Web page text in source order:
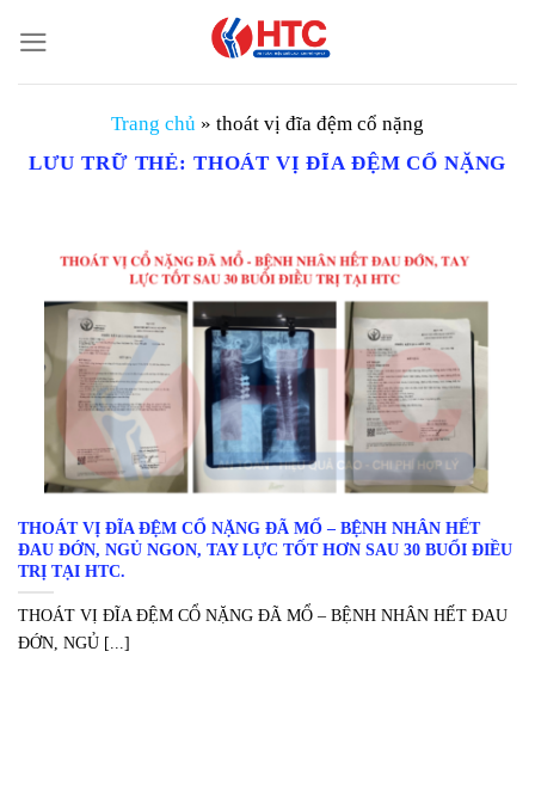
đến
nội
Trang chủ » thoát vị đĩa đệm cổ nặng
LƯU TRỮ THẺ: THOÁT VỊ ĐĨA ĐỆM CỔ NẶNG
THOÁT VỊ ĐĨA ĐỆM CỔ NẶNG ĐÃ MỔ – BỆNH NHÂN HẾT
ĐAU ĐỚN, NGỦ NGON, TAY LỰC TỐT HƠN SAU 30 BUỔI ĐIỀU
TRỊ TẠI HTC.
THOÁT VỊ ĐĨA ĐỆM CỔ NẶNG ĐÃ MỔ – BỆNH NHÂN HẾT ĐAU
ĐỚN, NGỦ [...]